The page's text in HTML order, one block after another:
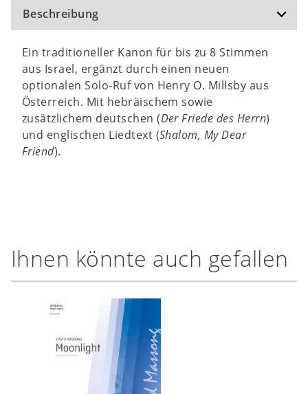
Beschreibung
Ein traditioneller Kanon für bis zu 8 Stimmen
aus Israel, ergänzt durch einen neuen
optionalen Solo-Ruf von Henry O. Millsby aus
Österreich. Mit hebräischem sowie
zusätzlichem deutschen (Der Friede des Herrn)
und englischen Liedtext (Shalom, My Dear
Friend).
Ihnen könnte auch gefallen